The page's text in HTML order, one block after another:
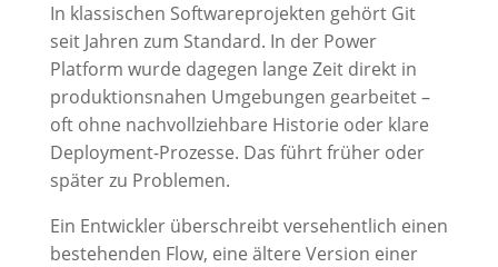
In klassischen Softwareprojekten gehört Git
seit Jahren zum Standard. In der Power
Platform wurde dagegen lange Zeit direkt in
produktionsnahen Umgebungen gearbeitet –
oft ohne nachvollziehbare Historie oder klare
Deployment-Prozesse. Das führt früher oder
später zu Problemen.
Ein Entwickler überschreibt versehentlich einen
bestehenden Flow, eine ältere Version einer